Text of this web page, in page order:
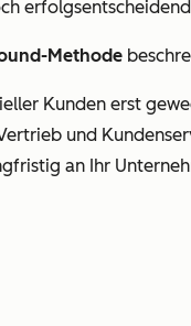
Methode
Kunden erst
und
an Ihr